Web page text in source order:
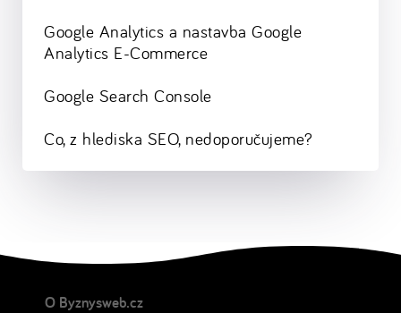
Google Analytics a nastavba Google
Analytics E-Commerce
Google Search Console
Co, z hlediska SEO, nedoporučujeme?
O Byznysweb.cz